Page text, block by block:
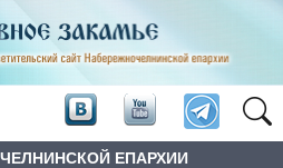
ЕПАРХИИ